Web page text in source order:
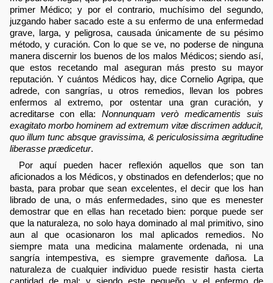
primer Médico; y por el contrario, muchísimo del segundo,
juzgando haber sacado este a su enfermo de una enfermedad
grave, larga, y peligrosa, causada únicamente de su pésimo
método, y curación. Con lo que se ve, no poderse de ninguna
manera discernir los buenos de los malos Médicos; siendo así,
que estos recetando mal aseguran más presto su mayor
reputación. Y cuántos Médicos hay, dice Cornelio Agripa, que
adrede, con sangrías, u otros remedios, llevan los pobres
enfermos al extremo, por ostentar una gran curación, y
acreditarse con ella: Nonnunquam verò medicamentis suis
exagitato morbo hominem ad extremum vitæ discrimen adducit,
quo illum tunc absque gravissima, & periculosissima ægritudine
liberasse prædicetur.
Por aquí pueden hacer reflexión aquellos que son tan
aficionados a los Médicos, y obstinados en defenderlos; que no
basta, para probar que sean excelentes, el decir que los han
librado de una, o más enfermedades, sino que es menester
demostrar que en ellas han recetado bien: porque puede ser
que la naturaleza, no solo haya dominado al mal primitivo, sino
aun al que ocasionaron los mal aplicados remedios. No
siempre mata una medicina malamente ordenada, ni una
sangría intempestiva, es siempre gravemente dañosa. La
naturaleza de cualquier individuo puede resistir hasta cierta
cantidad de mal; y siendo este pequeño, y el enfermo de